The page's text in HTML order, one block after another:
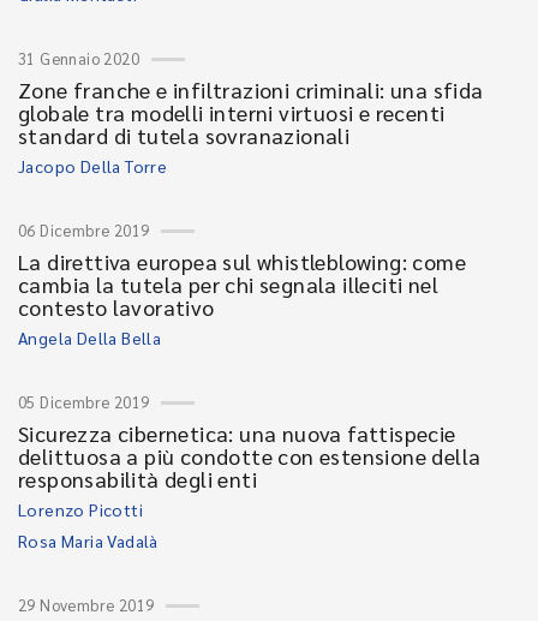
31 Gennaio 2020
Zone franche e infiltrazioni criminali: una sfida
globale tra modelli interni virtuosi e recenti
standard di tutela sovranazionali
Jacopo Della Torre
06 Dicembre 2019
La direttiva europea sul whistleblowing: come
cambia la tutela per chi segnala illeciti nel
contesto lavorativo
Angela Della Bella
05 Dicembre 2019
Sicurezza cibernetica: una nuova fattispecie
delittuosa a più condotte con estensione della
responsabilità degli enti
Lorenzo Picotti
Rosa Maria Vadalà
29 Novembre 2019